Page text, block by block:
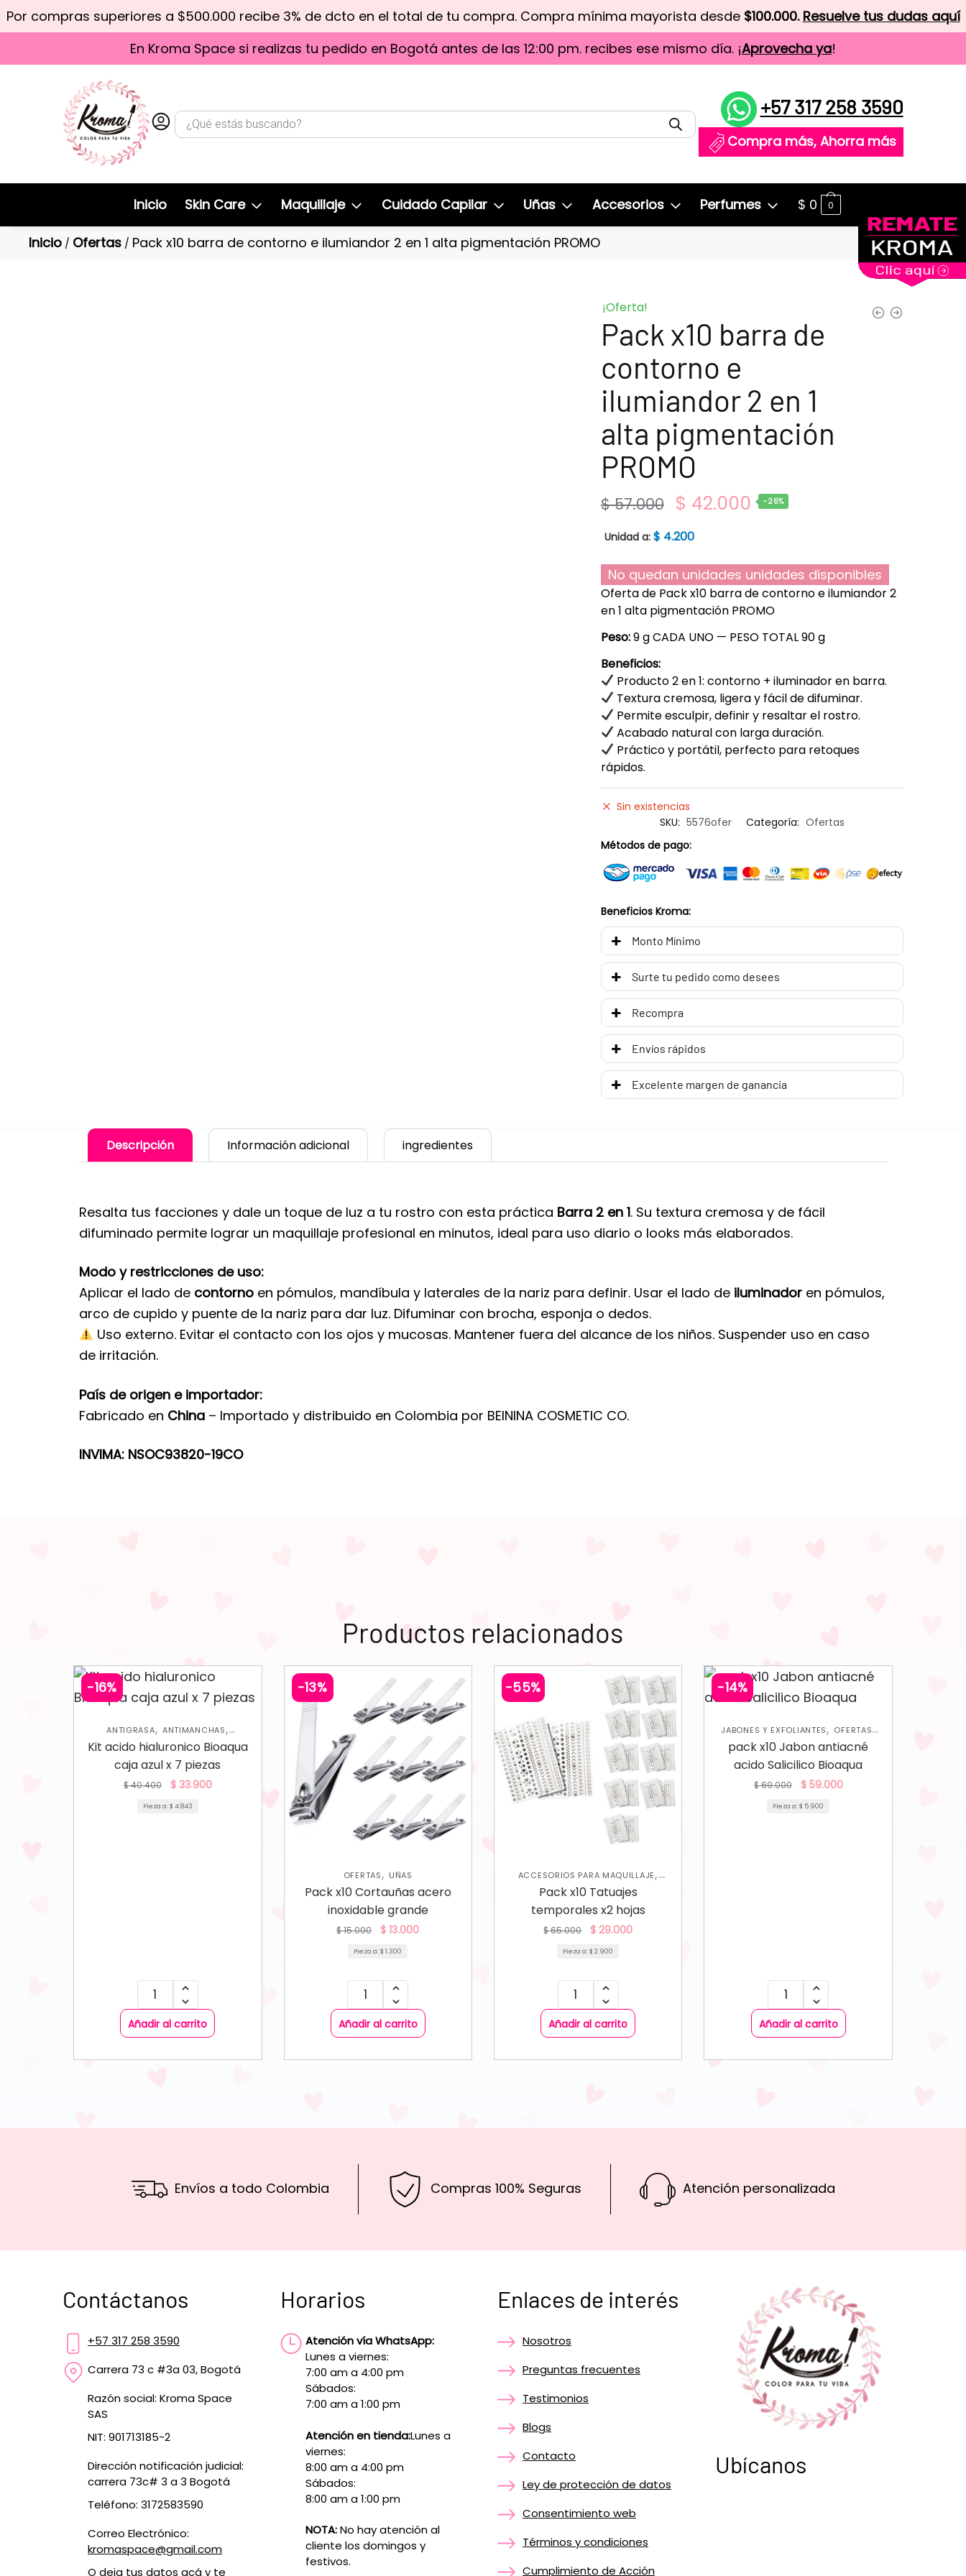
Por compras superiores a $500.000 recibe 3% de dcto en el total de tu compra. Compra mínima mayorista desde $100.000. Resuelve tus dudas aquí
En Kroma Space si realizas tu pedido en Bogotá antes de las 12:00 pm. recibes ese mismo día. ¡Aprovecha ya!
+57 317 258 3590
Compra más, Ahorra más
Inicio Skin Care Maquillaje Cuidado Capilar Uñas Accesorios Perfumes $ 0 0
Inicio / Ofertas / Pack x10 barra de contorno e ilumiandor 2 en 1 alta pigmentación PROMO
¡Oferta!
Pack x10 barra de
contorno e
ilumiandor 2 en 1
alta pigmentación
PROMO
$57.000 $ 42.000 -26%
Unidad a: $ 4.200
No quedan unidades unidades disponibles
Oferta de Pack x10 barra de contorno e ilumiandor 2
en 1 alta pigmentación PROMO
Peso:9 g CADA UNO — PESO TOTAL 90 g
Beneficios:
Producto 2 en 1: contorno + iluminador en barra.
Textura cremosa, ligera y fácil de difuminar.
Permite esculpir, definir y resaltar el rostro.
Acabado natural con larga duración.
Práctico y portátil, perfecto para retoques
rápidos.
Sin existencias
SKU: 5576ofer Categoría: Ofertas
Métodos de pago:
Beneficios Kroma:
Monto Mínimo
Surte tu pedido como desees
Recompra
Envíos rápidos
Excelente margen de ganancia
Descripción Información adicional ingredientes
Resalta tus facciones y dale un toque de luz a tu rostro con esta práctica Barra 2 en 1. Su textura cremosa y de fácil
difuminado permite lograr un maquillaje profesional en minutos, ideal para uso diario o looks más elaborados.
Modo y restricciones de uso:
Aplicar el lado de contornoen pómulos, mandíbula y laterales de la nariz para definir. Usar el lado de iluminadoren pómulos,
arco de cupido y puente de la nariz para dar luz. Difuminar con brocha, esponja o dedos.
Uso externo. Evitar el contacto con los ojos y mucosas. Mantener fuera del alcance de los niños. Suspender uso en caso
de irritación.
País de origen e importador:
Fabricado en China– Importado y distribuido en Colombia por BEININA COSMETIC CO.
INVIMA: NSOC93820-19CO
Productos relacionados
-16%
ANTIGRASA, ANTIMANCHAS,
HIDRATANTES,NUEVA COLECCIÓN,
,
Kit acido hialuronico Bioaqua
caja azul x 7 piezas
$40.400 $33.900
Pieza a:$ 4.843
Añadir al carrito
-13%
OFERTAS, UÑAS
Pack x10 Cortauñas acero
inoxidable grande
$15.000 $ 13.000
Pieza a:$ 1.300
Añadir al carrito
-55%
ACCESORIOS PARA MAQUILLAJE,
OFERTAS,VARIEDADES
Pack x10 Tatuajes
temporales x2 hojas
$65.000 $ 29.000
Pieza a:$ 2.900
Añadir al carrito
-14%
JABONES Y EXFOLIANTES, OFERTAS,
SKIN CARE FACIAL
pack x10 Jabon antiacné
acido Salicilico Bioaqua
$69.000 $59.000
Pieza a:$ 5.900
Añadir al carrito
Envíos a todo Colombia Compras 100% Seguras Atención personalizada
Contáctanos
+57 317 258 3590
Carrera 73 c #3a 03, Bogotá
Razón social: Kroma Space
SAS
NIT: 901713185-2
Dirección notificación judicial:
carrera 73c# 3 a 3 Bogotá
Teléfono: 3172583590
Correo Electrónico:
kromaspace@gmail.com
O deja tus datos acáy te
Horarios
Atención vía WhatsApp:
Lunes a viernes:
7:00 am a 4:00 pm
Sábados:
7:00 am a 1:00 pm
Atención en tienda:Lunes a
viernes:
8:00 am a 4:00 pm
Sábados:
8:00 am a 1:00 pm
NOTA:No hay atención al
cliente los domingos y
festivos.
Enlaces de interés
Nosotros
Preguntas frecuentes
Testimonios
Blogs
Contacto
Ley de protección de datos
Consentimiento web
Términos y condiciones
Cumplimiento de Acción
Ubícanos